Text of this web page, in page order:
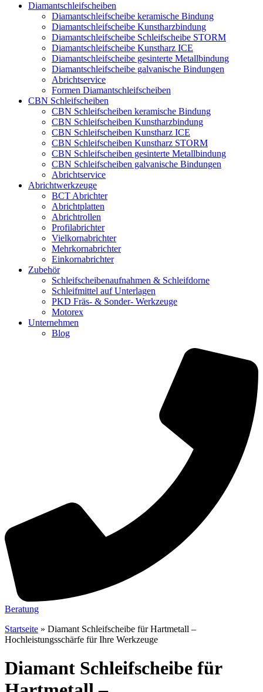
Diamantschleifscheiben
Diamantschleifscheibe keramische Bindung
Diamantschleifscheibe Kunstharzbindung
Diamantschleifscheibe Schleifscheibe STORM
Diamantschleifscheibe Kunstharz ICE
Diamantschleifscheibe gesinterte Metallbindung
Diamantschleifscheibe galvanische Bindungen
Abrichtservice
Formen Diamantschleifscheiben
CBN Schleifscheiben
CBN Schleifscheiben keramische Bindung
CBN Schleifscheiben Kunstharzbindung
CBN Schleifscheiben Kunstharz ICE
CBN Schleifscheiben Kunstharz STORM
CBN Schleifscheiben gesinterte Metallbindung
CBN Schleifscheiben galvanische Bindungen
Abrichtservice
Abrichtwerkzeuge
BCT Abrichter
Abrichtplatten
Abrichtrollen
Profilabrichter
Vielkornabrichter
Mehrkornabrichter
Einkornabrichter
Zubehör
Schleifscheibenaufnahmen & Schleifdorne
Schleifmittel auf Unterlagen
PKD Fräs- & Sonder- Werkzeuge
Motorex
Unternehmen
Blog
Beratung
Startseite » Diamant Schleifscheibe für Hartmetall –
Hochleistungsschärfe für Ihre Werkzeuge
Diamant Schleifscheibe für